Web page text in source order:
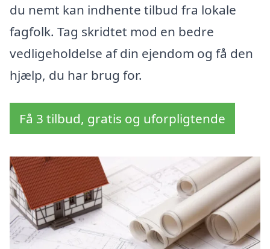
du nemt kan indhente tilbud fra lokale
fagfolk. Tag skridtet mod en bedre
vedligeholdelse af din ejendom og få den
hjælp, du har brug for.
Få 3 tilbud, gratis og uforpligtende